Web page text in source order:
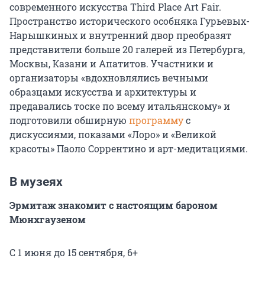
современного искусства Third Place Art Fair.
Пространство исторического особняка Гурьевых-
Нарышкиных и внутренний двор преобразят
представители больше 20 галерей из Петербурга,
Москвы, Казани и Апатитов. Участники и
организаторы «вдохновлялись вечными
образцами искусства и архитектуры и
предавались тоске по всему итальянскому» и
подготовили обширную программус
дискуссиями, показами «Лоро» и «Великой
красоты» Паоло Соррентино и арт-медитациями.
В музеях
Эрмитаж знакомит с настоящим бароном
Мюнхгаузеном
С 1 июня до 15 сентября, 6+